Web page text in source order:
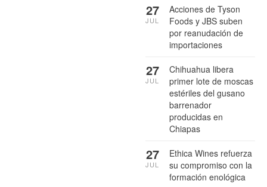
Acciones de Tyson
Foods y JBS suben
por reanudación de
importaciones
27
JUL
Chihuahua libera
primer lote de moscas
estériles del gusano
barrenador
producidas en
Chiapas
27
JUL
Ethica Wines refuerza
su compromiso con la
formación enológica
27
JUL